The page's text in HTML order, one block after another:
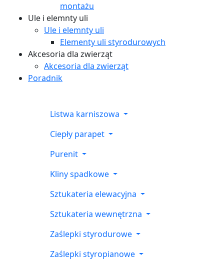
montażu
Ule i elemnty uli
Ule i elemnty uli
Elementy uli styrodurowych
Akcesoria dla zwierząt
Akcesoria dla zwierząt
Poradnik
Listwa karniszowa
Ciepły parapet
Purenit
Kliny spadkowe
Sztukateria elewacyjna
Sztukateria wewnętrzna
Zaślepki styrodurowe
Zaślepki styropianowe